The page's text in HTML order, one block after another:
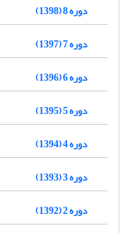
دوره 8 (1398)
دوره 7 (1397)
دوره 6 (1396)
دوره 5 (1395)
دوره 4 (1394)
دوره 3 (1393)
دوره 2 (1392)